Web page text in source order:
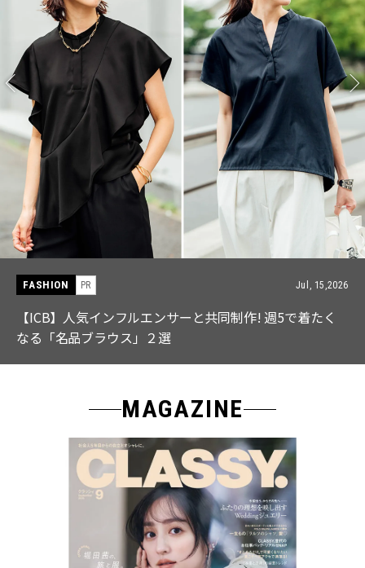
FASHION PR Jul, 15,2026
【ICB】人気インフルエンサーと共同制作! 週5で着たく
なる「名品ブラウス」２選
MAGAZINE